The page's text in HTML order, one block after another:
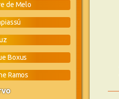
de Melo
Boxus
Ramos